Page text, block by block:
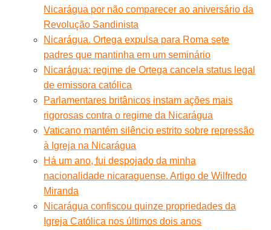
Nicarágua por não comparecer ao aniversário da
Revolução Sandinista
Nicarágua. Ortega expulsa para Roma sete
padres que mantinha em um seminário
Nicarágua: regime de Ortega cancela status legal
de emissora católica
Parlamentares britânicos instam ações mais
rigorosas contra o regime da Nicarágua
Vaticano mantém silêncio estrito sobre repressão
à Igreja na Nicarágua
Há um ano, fui despojado da minha
nacionalidade nicaraguense. Artigo de Wilfredo
Miranda
Nicarágua confiscou quinze propriedades da
Igreja Católica nos últimos dois anos